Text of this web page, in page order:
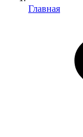
Главная